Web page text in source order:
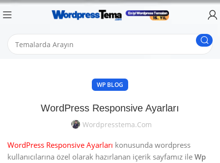
WP BLOG
WordPress Responsive Ayarları
Wordpresstema.com
WordPress Responsive Ayarları konusunda wordpress
kullanıcılarına özel olarak hazırlanan içerik sayfamız ile Wp